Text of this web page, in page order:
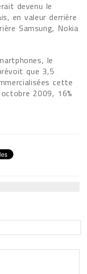
devenu le
en valeur derrière
Samsung, Nokia
le
que 3,5
cette
2009, 16%